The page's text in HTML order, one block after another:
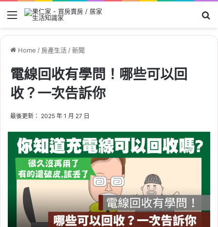
Menu
Home / 房產生活 /新聞
電線回收有學問！哪些可以回
收？一次告訴你
最後更新： 2025 年 1 月 27 日